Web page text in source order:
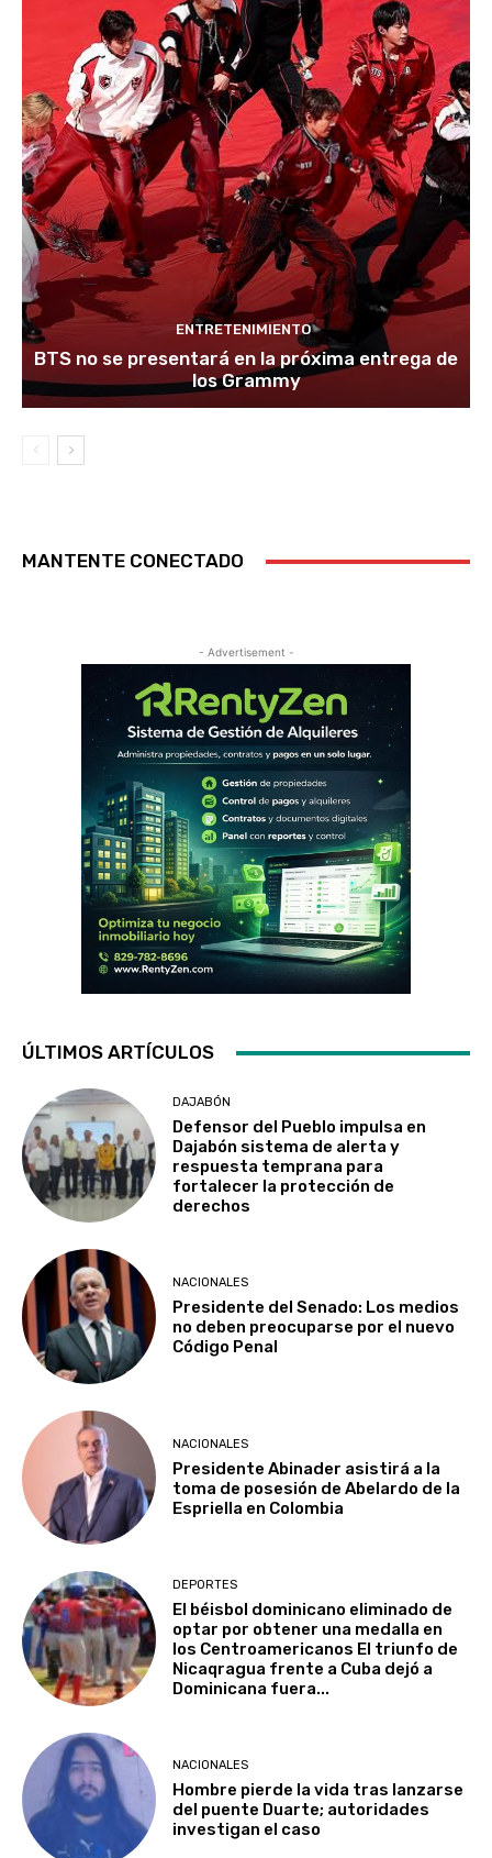
ENTRETENIMIENTO
BTS no se presentará en la próxima entrega de
los Grammy
MANTENTE CONECTADO
- Advertisement -
ÚLTIMOS ARTÍCULOS
DAJABÓN
Defensor del Pueblo impulsa en
Dajabón sistema de alerta y
respuesta temprana para
fortalecer la protección de
derechos
NACIONALES
Presidente del Senado: Los medios
no deben preocuparse por el nuevo
Código Penal
NACIONALES
Presidente Abinader asistirá a la
toma de posesión de Abelardo de la
Espriella en Colombia
DEPORTES
El béisbol dominicano eliminado de
optar por obtener una medalla en
los Centroamericanos El triunfo de
Nicaqragua frente a Cuba dejó a
Dominicana fuera...
NACIONALES
Hombre pierde la vida tras lanzarse
del puente Duarte; autoridades
investigan el caso